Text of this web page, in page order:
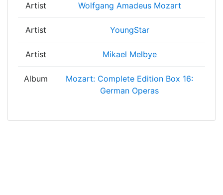
Artist Wolfgang Amadeus Mozart
Artist YoungStar
Artist Mikael Melbye
Album
Mozart: Complete Edition Box 16:
German Operas